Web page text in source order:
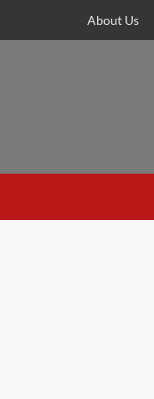
About Us